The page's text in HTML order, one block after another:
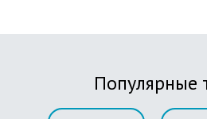
Популярные